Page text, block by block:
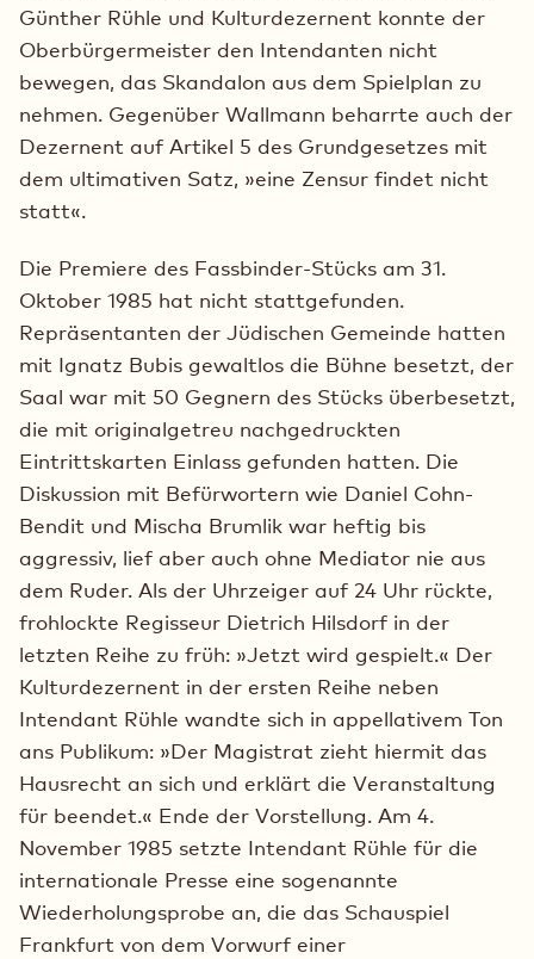
Günther Rühle und Kulturdezernent konnte der
Oberbürgermeister den Intendanten nicht
bewegen, das Skandalon aus dem Spielplan zu
nehmen. Gegenüber Wallmann beharrte auch der
Dezernent auf Artikel 5 des Grundgesetzes mit
dem ultimativen Satz, »eine Zensur findet nicht
statt«.
Die Premiere des Fassbinder-Stücks am 31.
Oktober 1985 hat nicht stattgefunden.
Repräsentanten der Jüdischen Gemeinde hatten
mit Ignatz Bubis gewaltlos die Bühne besetzt, der
Saal war mit 50 Gegnern des Stücks überbesetzt,
die mit originalgetreu nachgedruckten
Eintrittskarten Einlass gefunden hatten. Die
Diskussion mit Befürwortern wie Daniel Cohn-
Bendit und Mischa Brumlik war heftig bis
aggressiv, lief aber auch ohne Mediator nie aus
dem Ruder. Als der Uhrzeiger auf 24 Uhr rückte,
frohlockte Regisseur Dietrich Hilsdorf in der
letzten Reihe zu früh: »Jetzt wird gespielt.« Der
Kulturdezernent in der ersten Reihe neben
Intendant Rühle wandte sich in appellativem Ton
ans Publikum: »Der Magistrat zieht hiermit das
Hausrecht an sich und erklärt die Veranstaltung
für beendet.« Ende der Vorstellung. Am 4.
November 1985 setzte Intendant Rühle für die
internationale Presse eine sogenannte
Wiederholungsprobe an, die das Schauspiel
Frankfurt von dem Vorwurf einer